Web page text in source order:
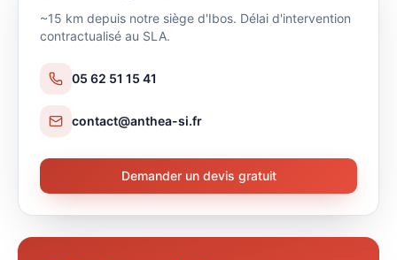
~15 km depuis notre siège d'Ibos. Délai d'intervention
contractualisé au SLA.
05 62 51 15 41
contact@anthea-si.fr
Demander un devis gratuit